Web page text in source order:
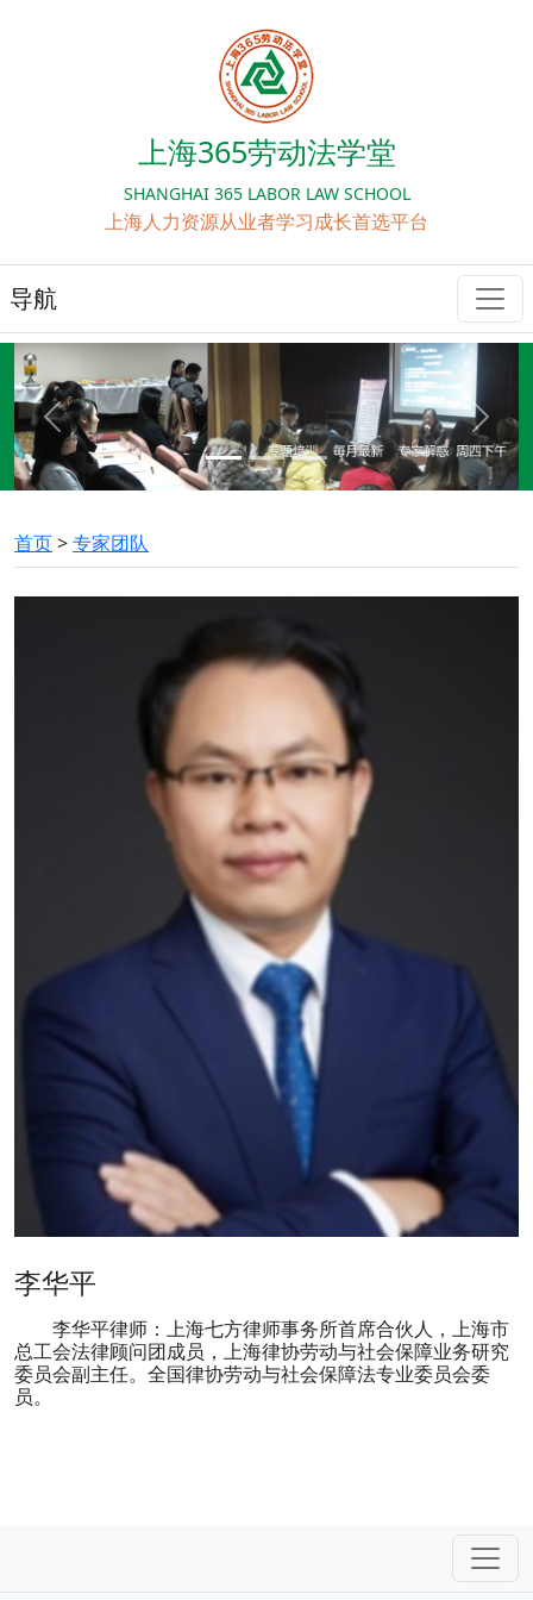
上海365劳动法学堂
SHANGHAI 365 LABOR LAW SCHOOL
上海人力资源从业者学习成长首选平台
导航
Previous Next
首页>专家团队
李华平
李华平律师：上海七方律师事务所首席合伙人，上海市
总工会法律顾问团成员，上海律协劳动与社会保障业务研究
委员会副主任。全国律协劳动与社会保障法专业委员会委
员。